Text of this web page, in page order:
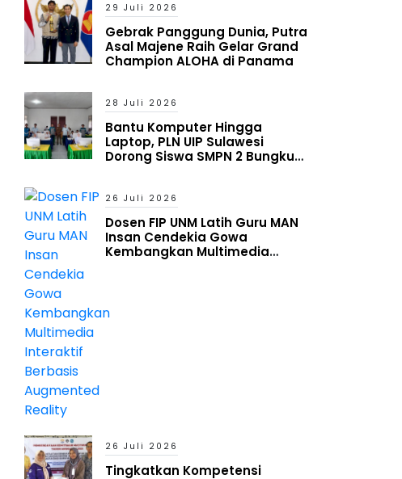
29 Juli 2026
Gebrak Panggung Dunia, Putra
Asal Majene Raih Gelar Grand
Champion ALOHA di Panama
28 Juli 2026
Bantu Komputer Hingga
Laptop, PLN UIP Sulawesi
Dorong Siswa SMPN 2 Bungku
26 Juli 2026
Dosen FIP UNM Latih Guru MAN
Insan Cendekia Gowa
Kembangkan Multimedia
26 Juli 2026
Tingkatkan Kompetensi